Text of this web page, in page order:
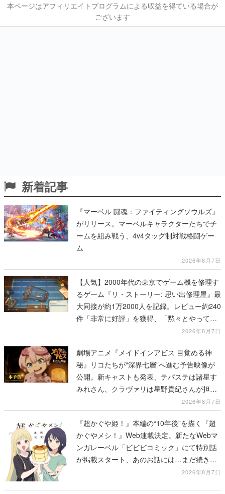
本ページはアフィリエイトプログラムによる収益を得ている場合が
ございます
新着記事
『マーベル 闘魂：ファイティングソウルズ』
がリリース。マーベルキャラクターたちでチ
ームを組み戦う、4v4タッグ制対戦格闘ゲー
ム
2026年8月7日
【人気】2000年代の東京でゲーム機を修理す
るゲーム『リ・ストーリー: 思い出修理屋』最
大同接が約1万2000人を記録。レビュー約240
件「非常に好評」を獲得、「黙々とやってし
2026年8月7日
劇場アニメ『メイドインアビス 目覚める神
秘』リコたちが“深界七層”へ進む予告映像が
公開。新キャストも発表、テパステは諸星す
みれさん、クラヴァリは星野貴紀さんが担当
2026年8月7日
『超かぐや姫！』本編の“10年後”を描く『超
かぐやメシ！』Web連載決定。新たなWebマ
ンガレーベル「ビビビコミック」にて特別話
が掲載スタート、あのお話には…まだ続きが
2026年8月7日